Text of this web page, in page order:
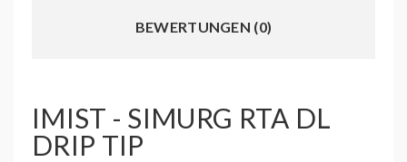
BEWERTUNGEN (0)
IMIST - SIMURG RTA DL
DRIP TIP